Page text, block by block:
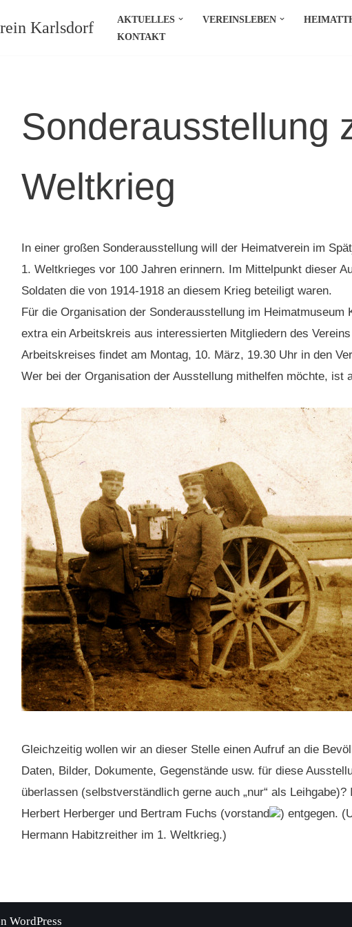
Karlsdorf AKTUELLES VEREINSLEBEN
KONTAKT
Sonderausstellung
Weltkrieg
In einer großen Sonderausstellung will der Heimatverein im
1. Weltkrieges vor 100 Jahren erinnern. Im Mittelpunkt dieser
Soldaten die von 1914-1918 an diesem Krieg beteiligt waren.
Für die Organisation der Sonderausstellung im Heimatmuseum
extra ein Arbeitskreis aus interessierten Mitgliedern des
Arbeitskreises findet am Montag, 10. März, 19.30 Uhr in den
Wer bei der Organisation der Ausstellung mithelfen möchte, ist
Gleichzeitig wollen wir an dieser Stelle einen Aufruf an die
Daten, Bilder, Dokumente, Gegenstände usw. für diese
überlassen (selbstverständlich gerne auch „nur“ als
Herbert Herberger und Bertram Fuchs (vorstand
) entgegen.
Hermann Habitzreither im 1. Weltkrieg.)
WordPress